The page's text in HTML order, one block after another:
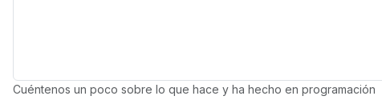
Cuéntenos un poco sobre lo que hace y ha hecho en programación